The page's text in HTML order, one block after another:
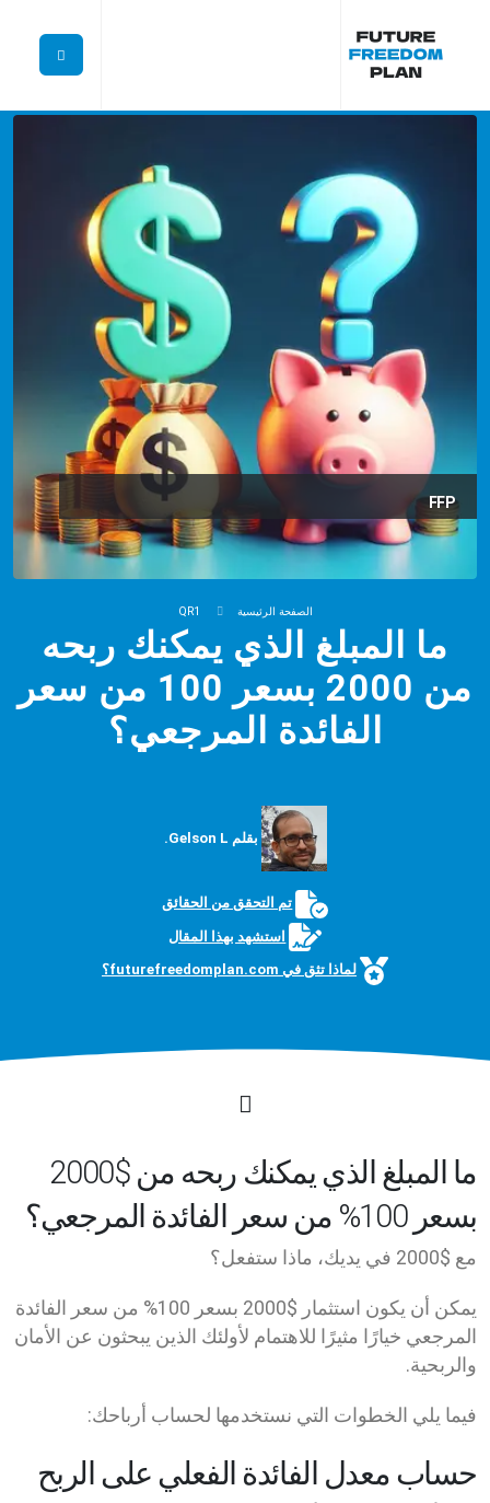
FFP
الصفحة الرئيسية QR1
ما المبلغ الذي يمكنك ربحه
من 2000 بسعر 100 من سعر
الفائدة المرجعي؟
بقلم Gelson L.
تم التحقق من الحقائق
استشهد بهذا المقال
لماذا تثق في futurefreedomplan.com؟
ما المبلغ الذي يمكنك ربحه من $2000
بسعر 100% من سعر الفائدة المرجعي؟
مع $2000 في يديك، ماذا ستفعل؟
يمكن أن يكون استثمار $2000 بسعر 100% من سعر الفائدة
المرجعي خيارًا مثيرًا للاهتمام لأولئك الذين يبحثون عن الأمان
والربحية.
فيما يلي الخطوات التي نستخدمها لحساب أرباحك:
حساب معدل الفائدة الفعلي على الربح